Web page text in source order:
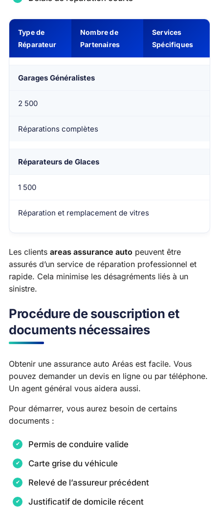
Type de
Réparateur
Nombre de
Partenaires
Services
Spécifiques
Garages Généralistes
2 500
Réparations complètes
Réparateurs de Glaces
1 500
Réparation et remplacement de vitres
Les clients areas assurance auto peuvent être
assurés d’un service de réparation professionnel et
rapide. Cela minimise les désagréments liés à un
sinistre.
Procédure de souscription et
documents nécessaires
Obtenir une assurance auto Aréas est facile. Vous
pouvez demander un devis en ligne ou par téléphone.
Un agent général vous aidera aussi.
Pour démarrer, vous aurez besoin de certains
documents :
Permis de conduire valide
Carte grise du véhicule
Relevé de l’assureur précédent
Justificatif de domicile récent